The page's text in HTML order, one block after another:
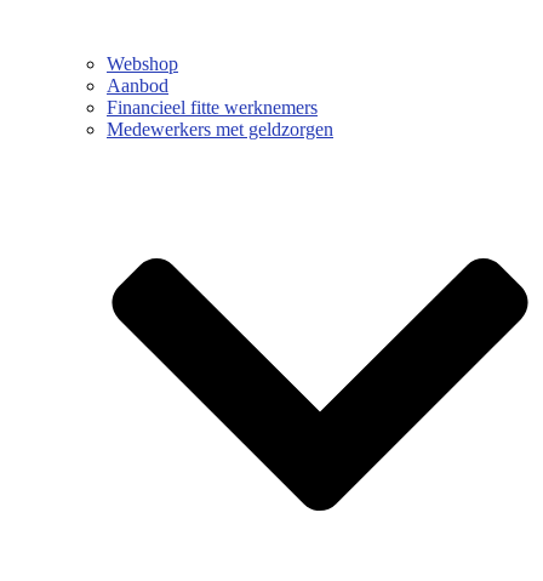
Webshop
Aanbod
Financieel fitte werknemers
Medewerkers met geldzorgen